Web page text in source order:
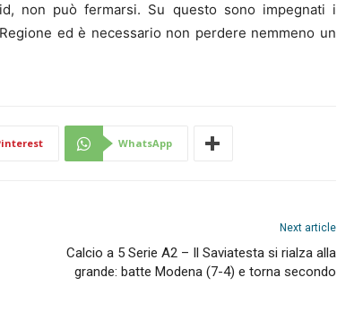
non può fermarsi. Su questo sono impegnati i
ed è necessario non perdere nemmeno un
WhatsApp
Next article
Calcio a 5 Serie A2 – Il Saviatesta si rialza alla
grande: batte Modena (7-4) e torna secondo